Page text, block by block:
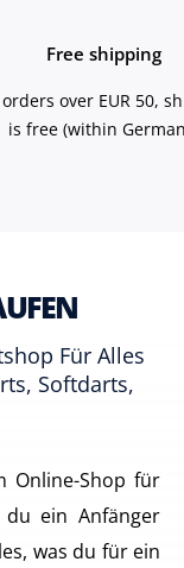
Free shipping
orders over EUR 50,
is free (within
Für Alles
Softdarts,
Online-Shop für
ein Anfänger
was du für ein